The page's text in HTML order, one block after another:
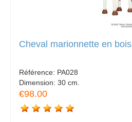
Cheval marionnette en bois
Référence: PA028
Dimension: 30 cm.
€98.00